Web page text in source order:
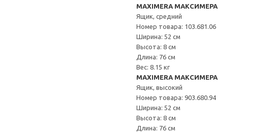
MAXIMERA МАКСИМЕРА
Ящик, средний
Номер товара: 103.681.06
Ширина: 52 см
Высота: 8 см
Длина: 76 см
Вес: 8.15 кг
MAXIMERA МАКСИМЕРА
Ящик, высокий
Номер товара: 903.680.94
Ширина: 52 см
Высота: 8 см
Длина: 76 см